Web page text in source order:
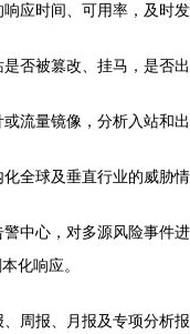
响应时间、可用率，及时
是否被篡改、挂马，是否
流量镜像，分析入站和
化全球及垂直行业的威胁
警中心，对多源风险事件
化响应。
周报、月报及专项分析